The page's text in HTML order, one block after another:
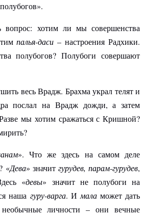
вопрос: хотим ли мы совершенства
палья-даси – настроения Радхики.
полубогов? Полубоги совершают
весь Врадж. Брахма украл телят и
послал на Врадж дожди, а затем
мы хотим сражаться с Кришной?
». Что же здесь на самом деле
? «Дева» значит гурудев, парам-гурудев,
«девы» значит не полубоги на
наша гуру-варга. И маламожет дать
личности – они вечные